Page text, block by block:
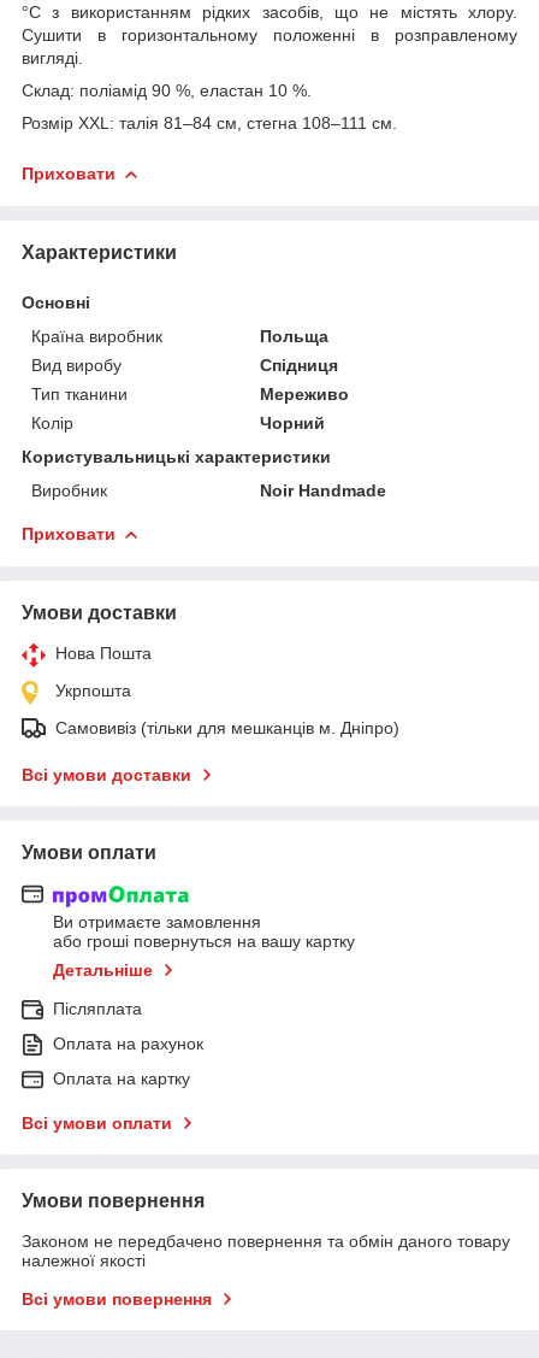
°C з використанням рідких засобів, що не містять хлору.
Сушити в горизонтальному положенні в розправленому
вигляді.
Склад: поліамід 90 %, еластан 10 %.
Розмір XXL: талія 81–84 см, стегна 108–111 см.
Приховати
Характеристики
Основні
Країна виробник
Польща
Вид виробу
Спідниця
Тип тканини
Мереживо
Колір
Чорний
Користувальницькі характеристики
Виробник
Noir Handmade
Приховати
Умови доставки
Нова Пошта
Укрпошта
Самовивіз (тільки для мешканців м. Дніпро)
Всі умови доставки
Умови оплати
Ви отримаєте замовлення
або гроші повернуться на вашу картку
Детальніше
Післяплата
Оплата на рахунок
Оплата на картку
Всі умови оплати
Умови повернення
Законом не передбачено повернення та обмін даного товару
належної якості
Всі умови повернення